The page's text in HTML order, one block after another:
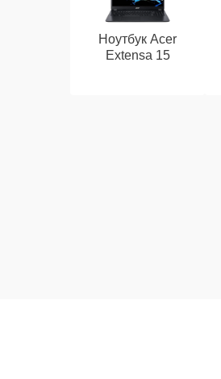
Ноутбук Acer
Extensa 15